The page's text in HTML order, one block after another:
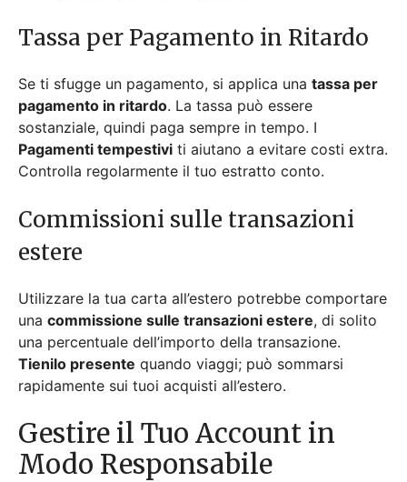
Tassa per Pagamento in Ritardo
Se ti sfugge un pagamento, si applica una tassa per
pagamento in ritardo. La tassa può essere
sostanziale, quindi paga sempre in tempo. I
Pagamenti tempestivi ti aiutano a evitare costi extra.
Controlla regolarmente il tuo estratto conto.
Commissioni sulle transazioni
estere
Utilizzare la tua carta all’estero potrebbe comportare
una commissione sulle transazioni estere, di solito
una percentuale dell’importo della transazione.
Tienilo presente quando viaggi; può sommarsi
rapidamente sui tuoi acquisti all’estero.
Gestire il Tuo Account in
Modo Responsabile